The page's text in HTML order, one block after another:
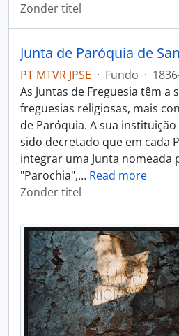
Zonder titel
Junta de Paróquia de
PT MTVR JPSE · Fundo ·
As Juntas de Freguesia têm a
freguesias religiosas, mais
de Paróquia. A sua
sido decretado que em cada
integrar uma Junta nomeada
"Parochia",… Read more
Zonder titel